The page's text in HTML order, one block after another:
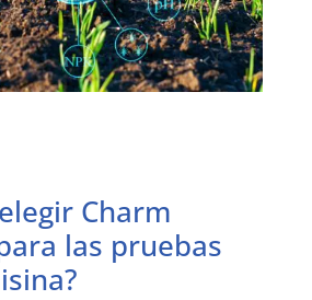
Charm
las pruebas